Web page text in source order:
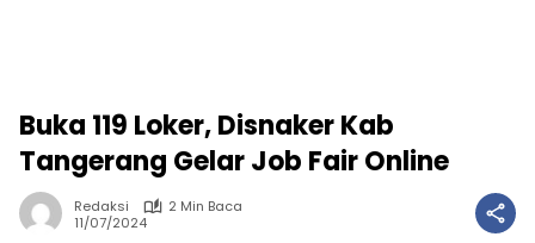
Buka 119 Loker, Disnaker Kab
Tangerang Gelar Job Fair Online
Redaksi
2 Min Baca
11/07/2024